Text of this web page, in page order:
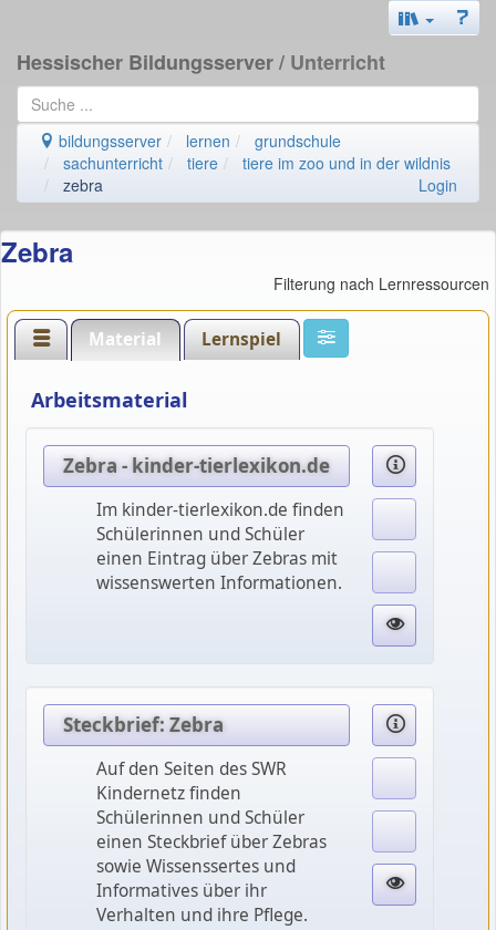
Hessischer Bildungsserver/ Unterricht
bildungsserver lernen
grundschule
sachunterricht
tiere
tiere im zoo und in der wildnis
zebra
Login
Zebra
Filterung nach Lernressourcen
Material Lernspiel
Arbeitsmaterial
Zebra - kinder-tierlexikon.de
Im kinder-tierlexikon.de finden
Schülerinnen und Schüler
einen Eintrag über Zebras mit
wissenswerten Informationen.
Steckbrief: Zebra
Auf den Seiten des SWR
Kindernetz finden
Schülerinnen und Schüler
einen Steckbrief über Zebras
sowie Wissenssertes und
Informatives über ihr
Verhalten und ihre Pflege.